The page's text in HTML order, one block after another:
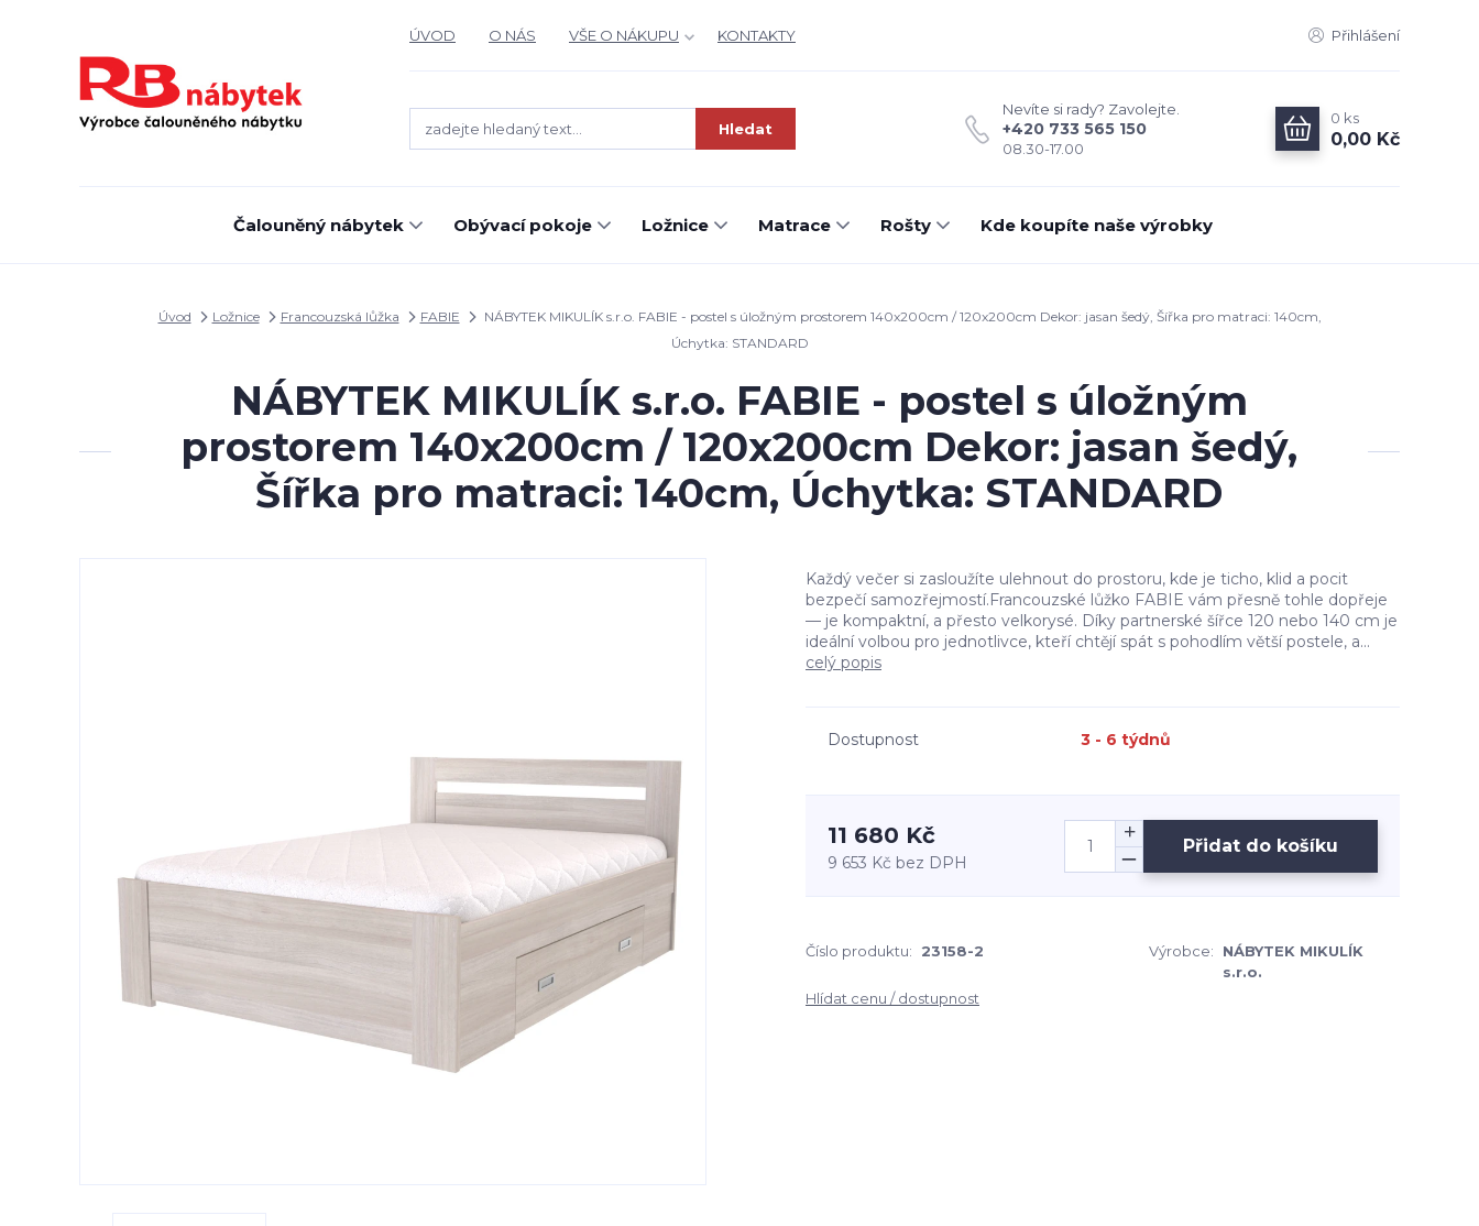
ÚVOD O NÁS VŠE O NÁKUPU KONTAKTY Přihlášení
Hledat
Nevíte si rady? Zavolejte.
+420 733 565 150
08.30-17.00
0 ks
0,00 Kč
Čalouněný nábytek Obývací pokoje Ložnice Matrace Rošty Kde koupíte naše výrobky
Úvod Ložnice Francouzská lůžka FABIE
NÁBYTEK MIKULÍK s.r.o. FABIE - postel s úložným prostorem 140x200cm / 120x200cm Dekor: jasan šedý, Šířka pro matraci: 140cm,
Úchytka: STANDARD
NÁBYTEK MIKULÍK s.r.o. FABIE - postel s úložným
prostorem 140x200cm / 120x200cm Dekor: jasan šedý,
Šířka pro matraci: 140cm, Úchytka: STANDARD
Každý večer si zasloužíte ulehnout do prostoru, kde je ticho, klid a pocit
bezpečí samozřejmostí.Francouzské lůžko FABIE vám přesně tohle dopřeje
— je kompaktní, a přesto velkorysé. Díky partnerské šířce 120 nebo 140 cm je
ideální volbou pro jednotlivce, kteří chtějí spát s pohodlím větší postele, a...
celý popis
Dostupnost 3 - 6 týdnů
11 680 Kč
9 653 Kč bez DPH
Přidat do košíku
Číslo produktu: 23158-2 Výrobce:
NÁBYTEK MIKULÍK
s.r.o.
Hlídat cenu / dostupnost